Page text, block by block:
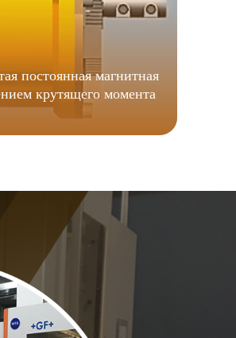
постоянная магнитная
крутящего момента